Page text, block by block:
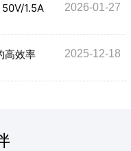
1.5A
2026-01-27
高效率
2025-12-18